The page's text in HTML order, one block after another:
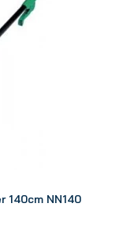
140cm NN140